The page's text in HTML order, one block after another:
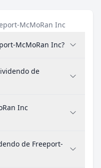
McMoRan Inc
McMoRan Inc?
de
Inc
de Freeport-